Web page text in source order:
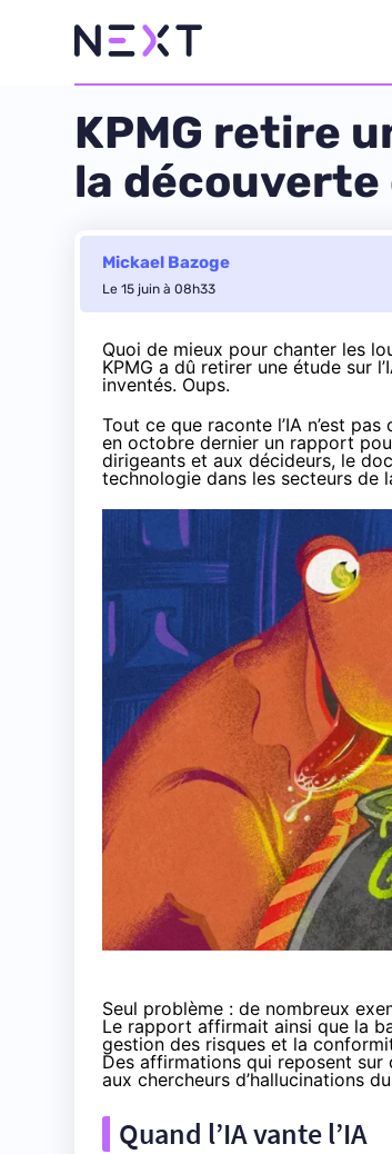
KPMG retire
la
Mickael Bazoge
Le 15 juin à 08h33
Quoi de mieux pour chanter les
KPMG a dû retirer une étude sur
inventés. Oups.
Tout ce que raconte l’IA n’est
en octobre dernier un rapport
dirigeants et aux décideurs, le
technologie dans les secteurs de
Seul problème : de nombreux
Le rapport affirmait ainsi que la
gestion des risques et la
Des affirmations qui reposent sur
aux chercheurs d’hallucinations
Quand l’IA vante l’IA